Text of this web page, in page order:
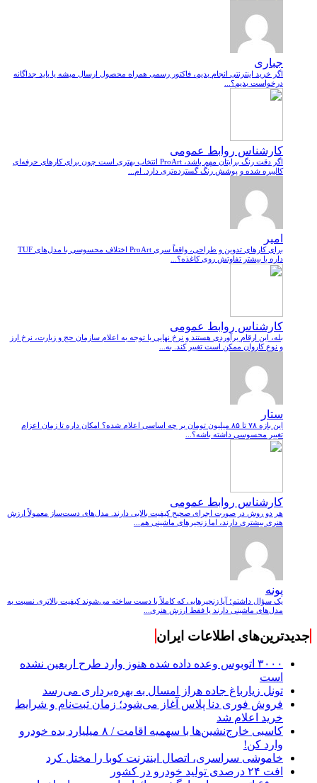
جباری
اگر خرید اینترنتی انجام بدیم، فاکتور رسمی همراه محصول ارسال میشه یا باید جداگانه
درخواست بدیم؟...
کارشناس روابط عمومی
اگر دقت رنگ برایتان مهم باشد، ProArt انتخاب بهتری است چون برای کارهای حرفه‌ای
کالیبره شده و پوشش رنگ گسترده‌تری دارد. ام...
امیر
برای کارهای تدوین و طراحی، واقعاً سری ProArt اختلاف محسوسی با مدل‌های TUF
داره یا بیشتر تفاوتش روی کاغذه؟...
کارشناس روابط عمومی
بله، این ارقام برآوردی هستند و نرخ نهایی با توجه به اعلام سازمان حج و زیارت، نرخ ارز
و نوع کاروان ممکن است تغییر کند. به...
ستار
این بازه ۷۸ تا ۸۵ میلیون تومان بر چه اساسی اعلام شده؟ امکان داره تا زمان اعزام
تغییر محسوسی داشته باشه؟...
کارشناس روابط عمومی
هر دو روش در صورت اجرای صحیح کیفیت بالایی دارند. مدل‌های دست‌ساز معمولاً ارزش
هنری بیشتری دارند، اما زنجیرهای ماشینی هم...
پونه
یک سؤال داشتم؛ آیا زنجیرهایی که کاملاً با دست ساخته می‌شوند کیفیت بالاتری نسبت به
مدل‌های ماشینی دارند یا فقط ارزش هنری...
جدیدترین‌های اطلاعات ایران
۳۰۰۰ اتوبوس وعده داده شده هنوز وارد طرح اربعین نشده
است
تونل زیارباغ جاده هراز امسال به بهره‌برداری می‌رسد
فروش فوری دنا پلاس آغاز می‌شود؛ زمان ثبت‌نام و شرایط
خرید اعلام شد
کاسبی خارج‌نشین‌ها با سهمیه اقامت / ۸ میلیارد بده خودرو
وارد کن!
خاموشی سراسری، اتصال اینترنت کوبا را مختل کرد
افت ۲۴ درصدی تولید خودرو در کشور